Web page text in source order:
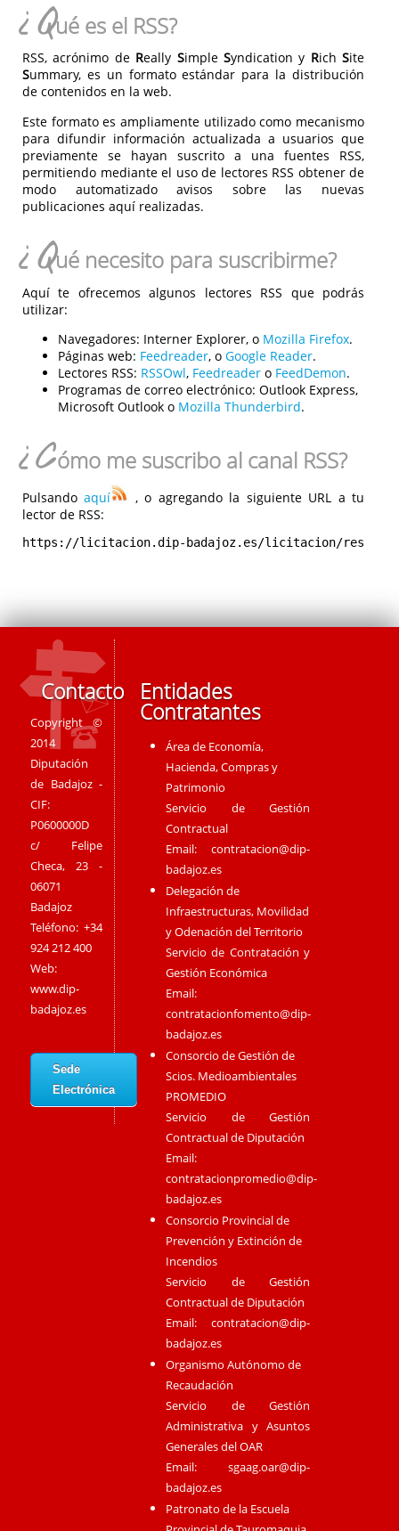
¿Qué es el RSS?
RSS, acrónimo de Really Simple Syndication y RichSite
Summary, es un formato estándar para la distribución
de contenidos en la web.
Este formato es ampliamente utilizado como mecanismo
para difundir información actualizada a usuarios que
previamente se hayan suscrito a una fuentes RSS,
permitiendo mediante el uso de lectores RSS obtener de
modo automatizado avisos sobre las nuevas
publicaciones aquí realizadas.
¿Qué necesito para suscribirme?
Aquí te ofrecemos algunos lectores RSS que podrás
utilizar:
Navegadores: Interner Explorer, o Mozilla Firefox.
Páginas web: Feedreader, o Google Reader.
Lectores RSS: RSSOwl, Feedreader o FeedDemon.
Programas de correo electrónico: Outlook Express,
Microsoft Outlook o Mozilla Thunderbird.
¿Cómo me suscribo al canal RSS?
Pulsandoaquí
, o agregando la siguiente URL a tu
lector de RSS:
https://licitacion.dip-badajoz.es/licitacion/rest/rss/
Contacto
Copyright ©
2014
Diputación
de Badajoz -
CIF:
P0600000D
c/ Felipe
Checa, 23 -
06071
Badajoz
Teléfono: +34
924 212 400
Web:
www.dip-
badajoz.es
Sede
Electrónica
Entidades
Contratantes
Área de Economía,
Hacienda, Compras y
Patrimonio
Servicio de Gestión
Contractual
Email:contratacion@dip-
badajoz.es
Delegación de
Infraestructuras, Movilidad
y Odenación del Territorio
Servicio de Contratación y
Gestión Económica
Email:
contratacionfomento@dip-
badajoz.es
Consorcio de Gestión de
Scios. Medioambientales
PROMEDIO
Servicio de Gestión
Contractual de Diputación
Email:
contratacionpromedio@dip-
badajoz.es
Consorcio Provincial de
Prevención y Extinción de
Incendios
Servicio de Gestión
Contractual de Diputación
Email:contratacion@dip-
badajoz.es
Organismo Autónomo de
Recaudación
Servicio de Gestión
Administrativa y Asuntos
Generales del OAR
Email:sgaag.oar@dip-
badajoz.es
Patronato de la Escuela